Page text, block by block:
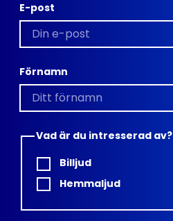
E-post
Förnamn
Vad är du intresserad av?
Billjud
Hemmaljud